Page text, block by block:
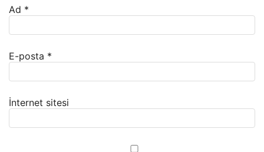
Ad *
E-posta *
İnternet sitesi